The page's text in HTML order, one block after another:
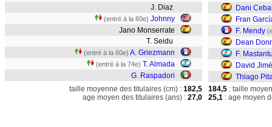
J. Diaz
(entré à la 60e) Johnny
Jano Monserrate
T. Seidu
(entré à la 60e) A. Griezmann
(entré à la 74e) T. Almada
G. Raspadori
Dani
Fran
F. Mendy
Dean
F.
David
Thiago
taille moyenne des titulaires (cm) : 182,5
age moyen des titulaires (ans) : 27,0
184,5 : taille
25,1 : age moyen